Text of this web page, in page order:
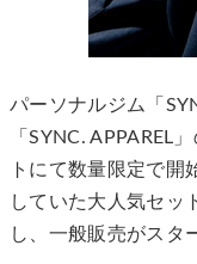
パーソナルジム「
「SYNC. APPAREL
トにて数量限定で開
していた大人気セッ
し、一般販売がスタ